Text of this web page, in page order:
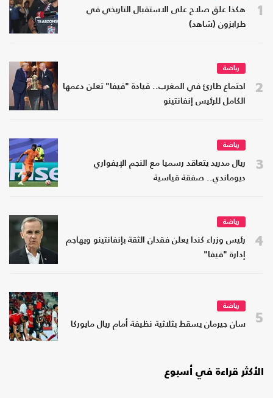
1
هكذا علق صلاح على الاستقبال التاريخي في
طرابزون (شاهد)
2
رياضة
اجتماع طارئ في المغرب.. قيادة "فيفا" تعلن دعمها
الكامل للرئيس إنفانتينو
3
رياضة
ريال مدريد يتعاقد رسميا مع النجم الإيفواري
ديوماندي.. صفقة قياسية
4
رياضة
رئيس وزراء كندا يعلن فقدان الثقة بإنفانتينو ويهاجم
إدارة "فيفا"
5
رياضة
سان جيرمان يسقط بثلاثية نظيفة أمام ريال مايوركا
الأكثر قراءة في أسبوع